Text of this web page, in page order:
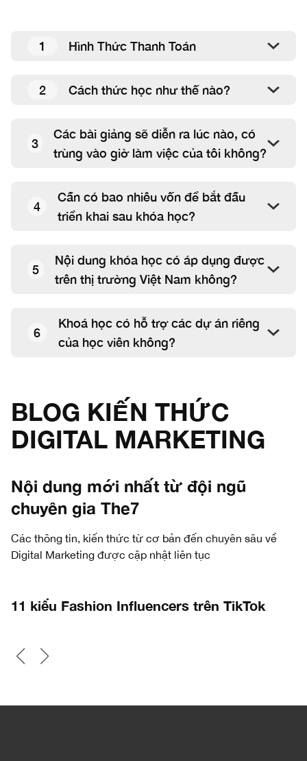
1 Hình Thức Thanh Toán
2 Cách thức học như thế nào?
3
Các bài giảng sẽ diễn ra lúc nào, có
trùng vào giờ làm việc của tôi không?
4
Cần có bao nhiêu vốn để bắt đầu
triển khai sau khóa học?
5
Nội dung khóa học có áp dụng được
trên thị trường Việt Nam không?
6
Khoá học có hỗ trợ các dự án riêng
của học viên không?
BLOG KIẾN THỨC
DIGITAL MARKETING
Nội dung mới nhất từ đội ngũ
chuyên gia The7
Các thông tin, kiến thức từ cơ bản đến chuyên sâu về
Digital Marketing được cập nhật liên tục
11 kiểu Fashion Influencers trên TikTok